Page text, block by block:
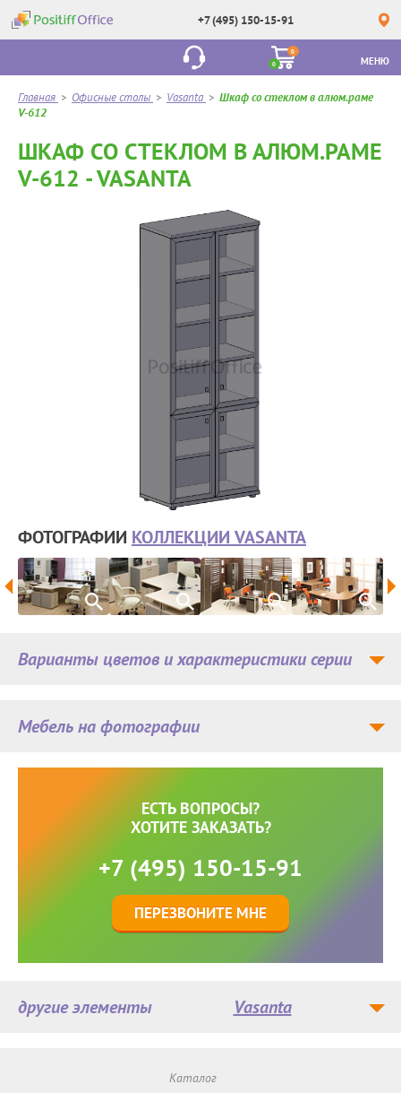
+7 (495) 150-15-91
0
0
МЕНЮ
Главная > Офисные столы > Vasanta > Шкаф со стеклом в алюм.раме
V-612
ШКАФ СО СТЕКЛОМ В АЛЮМ.РАМЕ
V-612 - VASANTA
ФОТОГРАФИИ КОЛЛЕКЦИИ VASANTA
Мебель на фотографии
Варианты цветов и характеристики серии
ЕСТЬ ВОПРОСЫ?
ХОТИТЕ ЗАКАЗАТЬ?
+7 (495) 150-15-91
ПЕРЕЗВОНИТЕ МНЕ
другие элементы Vasanta
Каталог